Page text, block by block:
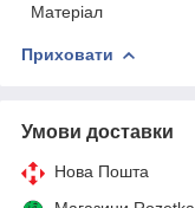
Матеріал
Приховати
Умови доставки
Нова Пошта